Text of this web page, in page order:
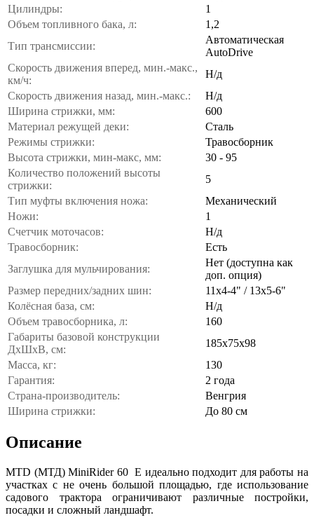
Цилиндры:
1
Объем топливного бака, л:
1,2
Тип трансмиссии:
Автоматическая
AutoDrive
Скорость движения вперед, мин.-макс.,
км/ч:
Н/д
Скорость движения назад, мин.-макс.:
Н/д
Ширина стрижки, мм:
600
Материал режущей деки:
Сталь
Режимы стрижки:
Травосборник
Высота стрижки, мин-макс, мм:
30 - 95
Количество положений высоты
стрижки:
5
Тип муфты включения ножа:
Механический
Ножи:
1
Счетчик моточасов:
Н/д
Травосборник:
Есть
Заглушка для мульчирования:
Нет (доступна как
доп. опция)
Размер передних/задних шин:
11x4-4" / 13х5-6"
Колёсная база, см:
Н/д
Объем травосборника, л:
160
Габариты базовой конструкции
ДхШхВ, см:
185х75х98
Масса, кг:
130
Гарантия:
2 года
Страна-производитель:
Венгрия
Ширина стрижки:
До 80 см
Описание
MTD (МТД) MiniRider 60 E идеально подходит для работы на
участках с не очень большой площадью, где использование
садового трактора ограничивают различные постройки,
посадки и сложный ландшафт.